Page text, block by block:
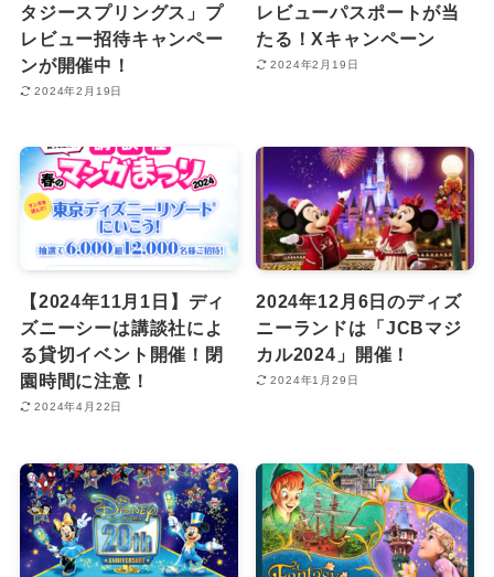
タジースプリングス」プ
レビュー招待キャンペー
ンが開催中！
2024年2月19日
レビューパスポートが当
たる！Xキャンペーン
2024年2月19日
【2024年11月1日】ディ
ズニーシーは講談社によ
る貸切イベント開催！閉
園時間に注意！
2024年4月22日
2024年12月6日のディズ
ニーランドは「JCBマジ
カル2024」開催！
2024年1月29日